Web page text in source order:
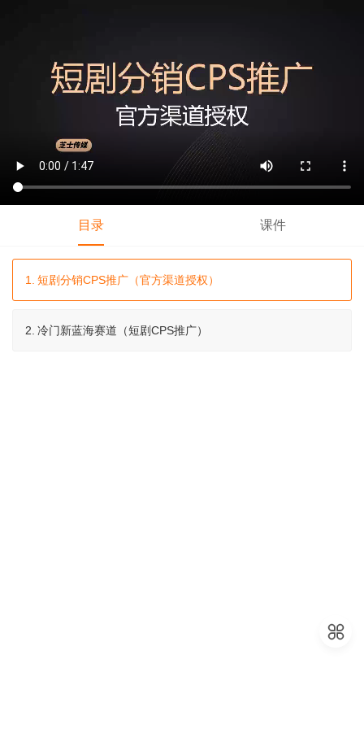
目录 课件
1. 短剧分销CPS推广（官方渠道授权）
2. 冷门新蓝海赛道（短剧CPS推广）